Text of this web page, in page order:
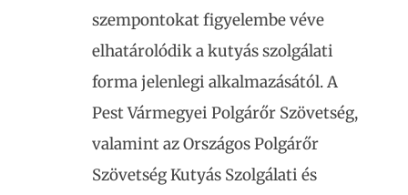
szempontokat figyelembe véve
elhatárolódik a kutyás szolgálati
forma jelenlegi alkalmazásától. A
Pest Vármegyei Polgárőr Szövetség,
valamint az Országos Polgárőr
Szövetség Kutyás Szolgálati és